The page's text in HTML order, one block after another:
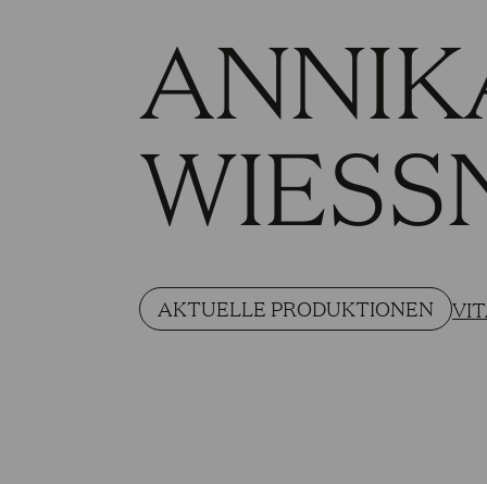
AKTUELLE PRODUKTIONEN